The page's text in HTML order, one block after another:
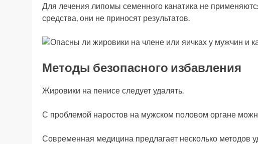
Для лечения липомы семенного канатика не
средства, они не приносят результатов.
Методы безопасного избавления
Жировики на пенисе следует удалять.
С проблемой наростов на мужском половом органе
Современная медицина предлагает несколько методов